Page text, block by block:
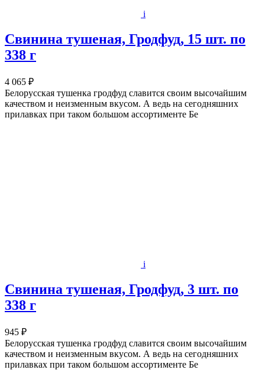
i
Свинина тушеная, Гродфуд, 15 шт. по
338 г
4 065 ₽
Белорусская тушенка гродфуд славится своим высочайшим
качеством и неизменным вкусом. А ведь на сегодняшних
прилавках при таком большом ассортименте Бе
i
Свинина тушеная, Гродфуд, 3 шт. по
338 г
945 ₽
Белорусская тушенка гродфуд славится своим высочайшим
качеством и неизменным вкусом. А ведь на сегодняшних
прилавках при таком большом ассортименте Бе